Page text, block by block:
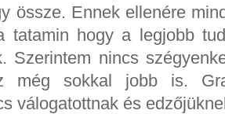
össze. Ennek ellenére
tatamin hogy a legjobb
Szerintem nincs
még sokkal jobb is.
válogatottnak és